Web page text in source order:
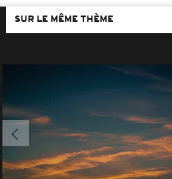
SUR LE MÊME THÈME